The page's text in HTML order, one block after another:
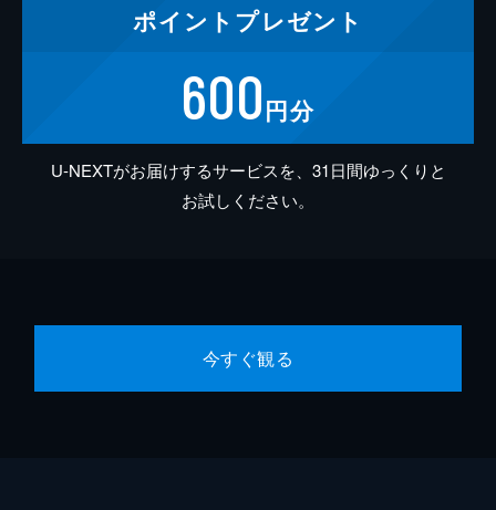
ポイント プレゼント
600円分
U-NEXTがお届けするサービスを、31日間ゆっくりと
お試しください。
今すぐ観る